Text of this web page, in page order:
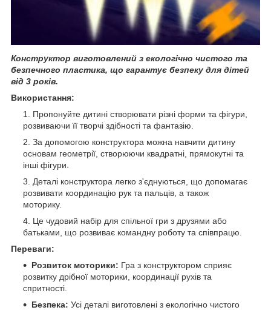
Конструктор виготовлений з екологічно чистого та
безпечного пластика, що гарантує безпеку для дітей
від 3 років.
Використання:
Пропонуйте дитині створювати різні форми та фігури,
розвиваючи її творчі здібності та фантазію.
За допомогою конструктора можна навчити дитину
основам геометрії, створюючи квадратні, прямокутні та
інші фігури.
Деталі конструктора легко з'єднуються, що допомагає
розвивати координацію рук та пальців, а також
моторику.
Це чудовий набір для спільної гри з друзями або
батьками, що розвиває командну роботу та співпрацю.
Переваги:
Розвиток моторики: Гра з конструктором сприяє
розвитку дрібної моторики, координації рухів та
спритності.
Безпека: Усі деталі виготовлені з екологічно чистого